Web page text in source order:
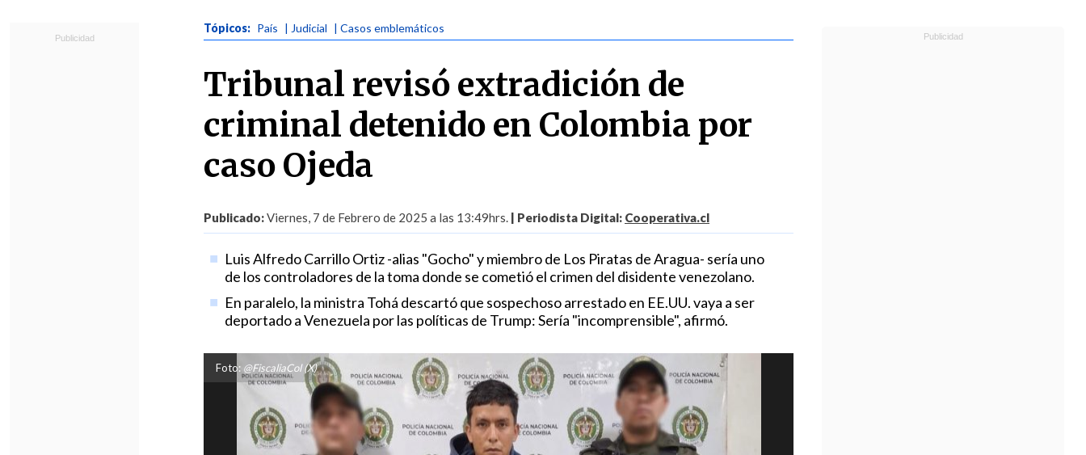
Tópicos: País | Judicial | Casos emblemáticos
Tribunal revisó extradición de
criminal detenido en Colombia por
caso Ojeda
Publicado:Viernes, 7 de Febrero de 2025 a las 13:49hrs. | Periodista Digital: Cooperativa.cl
Luis Alfredo Carrillo Ortiz -alias "Gocho" y miembro de Los Piratas de Aragua- sería uno
de los controladores de la toma donde se cometió el crimen del disidente venezolano.
En paralelo, la ministra Tohá descartó que sospechoso arrestado en EE.UU. vaya a ser
deportado a Venezuela por las políticas de Trump: Sería "incomprensible", afirmó.
Foto: @FiscaliaCol (X)